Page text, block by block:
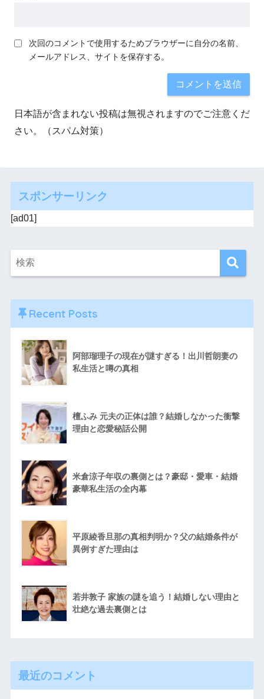
次回のコメントで使用するためブラウザーに自分の名前、
メールアドレス、サイトを保存する。
日本語が含まれない投稿は無視されますのでご注意くだ
さい。（スパム対策）
スポンサーリンク
[ad01]
Recent Posts
阿部瑠理子の現在が謎すぎる！出川哲朗妻の
私生活と噂の真相
檀ふみ 元夫の正体は誰？結婚しなかった衝撃
理由と恋愛秘話公開
米倉涼子年収の裏側とは？豪邸・愛車・結婚
豪華私生活の全内幕
平原綾香旦那の真相判明か？父の結婚条件が
異例すぎた理由は
若井敦子 家族の謎を追う！結婚しない理由と
壮絶な過去裏側とは
最近のコメント